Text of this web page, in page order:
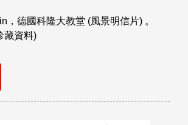
，德國科隆大教堂 (風景明信片) 。
藏資料)